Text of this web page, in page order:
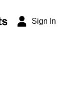
Sign In